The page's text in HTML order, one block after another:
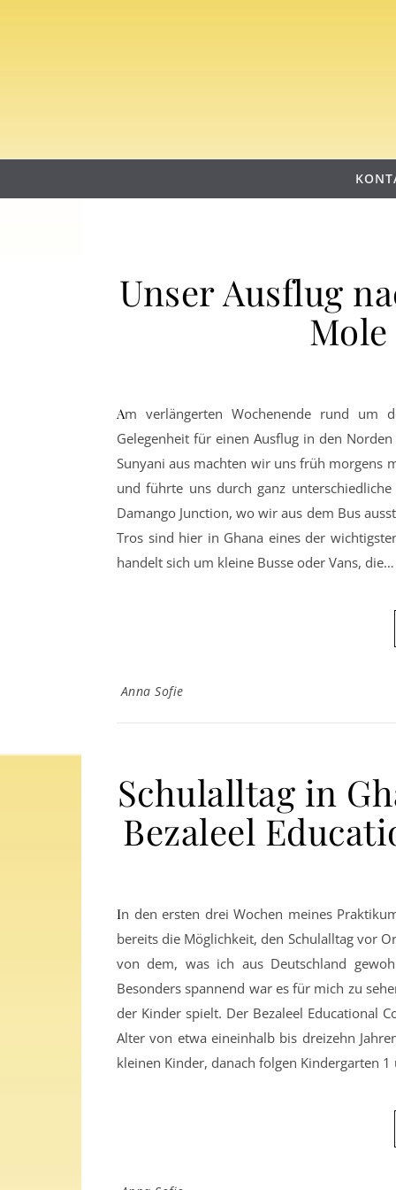
Unser Ausflug
Am verlängerten Wochenende rund um den ghanaischen Nationalfeiertag am 6. März nutzten wir die
Gelegenheit für einen Ausflug in den
Sunyani aus machten wir uns früh morgens
und führte uns durch ganz
Damango Junction, wo wir aus dem Bus
Tros sind hier in Ghana eines der
handelt sich um kleine Busse oder Vans, die…
Anna Sofie
Schulalltag in
Bezaleel
In den ersten drei Wochen meines Praktikums am Bezaleel Educational Complex in Sunyani, Ghana, hatte ich
bereits die Möglichkeit, den Schulalltag vor
von dem, was ich aus Deutschland
Besonders spannend war es für mich zu
der Kinder spielt. Der Bezaleel Educational
Alter von etwa eineinhalb bis dreizehn
kleinen Kinder, danach folgen Kindergarten